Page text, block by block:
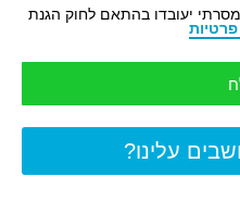
יעובדו בהתאם לחוק הגנת
פרטיות
עלינו?